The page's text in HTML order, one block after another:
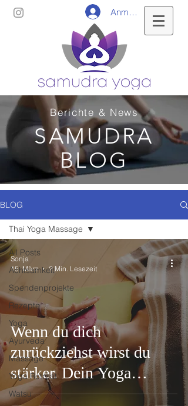
Anmelden
Berichte & News
SAMUDRA
BLOG
BLOG
All Posts
Achtsamkeit
Spendenprojekte
Rezepte
Yoga
Ayurveda
Massage
Yoga Retreat
Watsu
Thai Yoga Massage
Wenn du dich
zurückziehst wirst du
stärker. Dein Yoga
Retreat vom 28.07. -
Sonja
15. März
2 Min. Lesezeit